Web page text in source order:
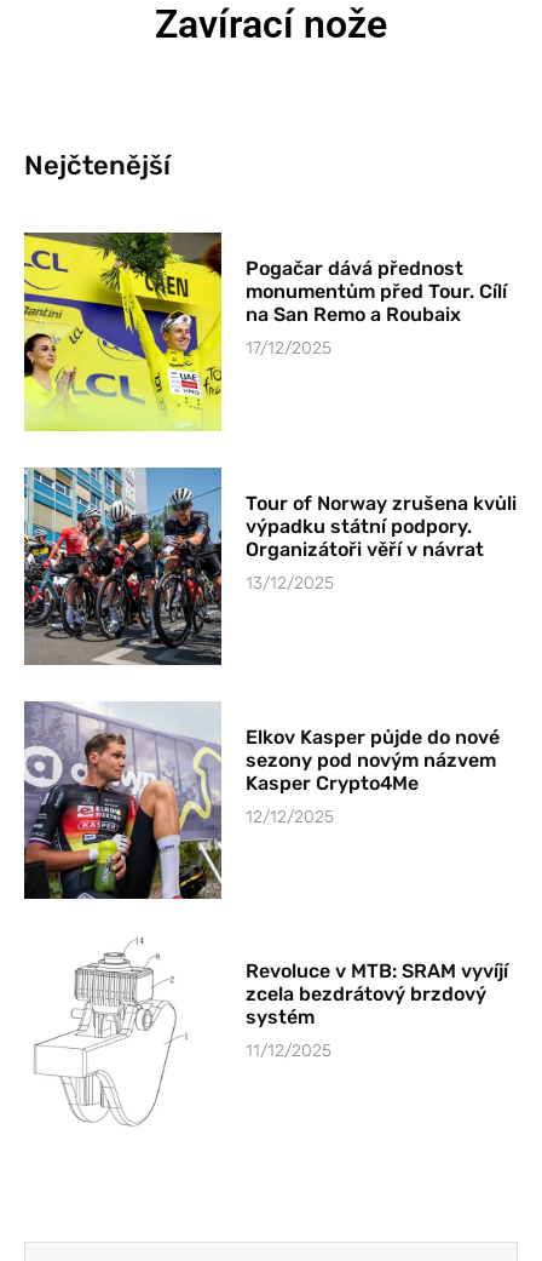
Zavírací nože
Nejčtenější
Pogačar dává přednost
monumentům před Tour. Cílí
na San Remo a Roubaix
17/12/2025
Tour of Norway zrušena kvůli
výpadku státní podpory.
Organizátoři věří v návrat
13/12/2025
Elkov Kasper půjde do nové
sezony pod novým názvem
Kasper Crypto4Me
12/12/2025
Revoluce v MTB: SRAM vyvíjí
zcela bezdrátový brzdový
systém
11/12/2025